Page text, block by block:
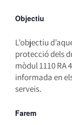
Objectiu
L’objectiu
protecció dels
mòdul 1110
informada en
serveis.
Farem